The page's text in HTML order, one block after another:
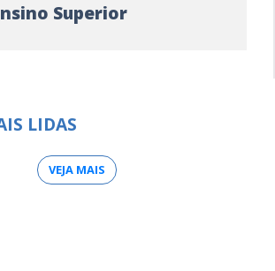
Superior
LIDAS
VEJA MAIS